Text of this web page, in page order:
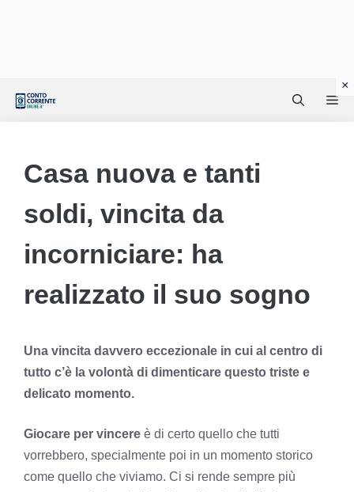
Casa nuova e tanti
soldi, vincita da
incorniciare: ha
realizzato il suo sogno
Una vincita davvero eccezionale in cui al centro di
tutto c’è la volontà di dimenticare questo triste e
delicato momento.
Giocare per vincere è di certo quello che tutti
vorrebbero, specialmente poi in un momento storico
come quello che viviamo. Ci si rende sempre più